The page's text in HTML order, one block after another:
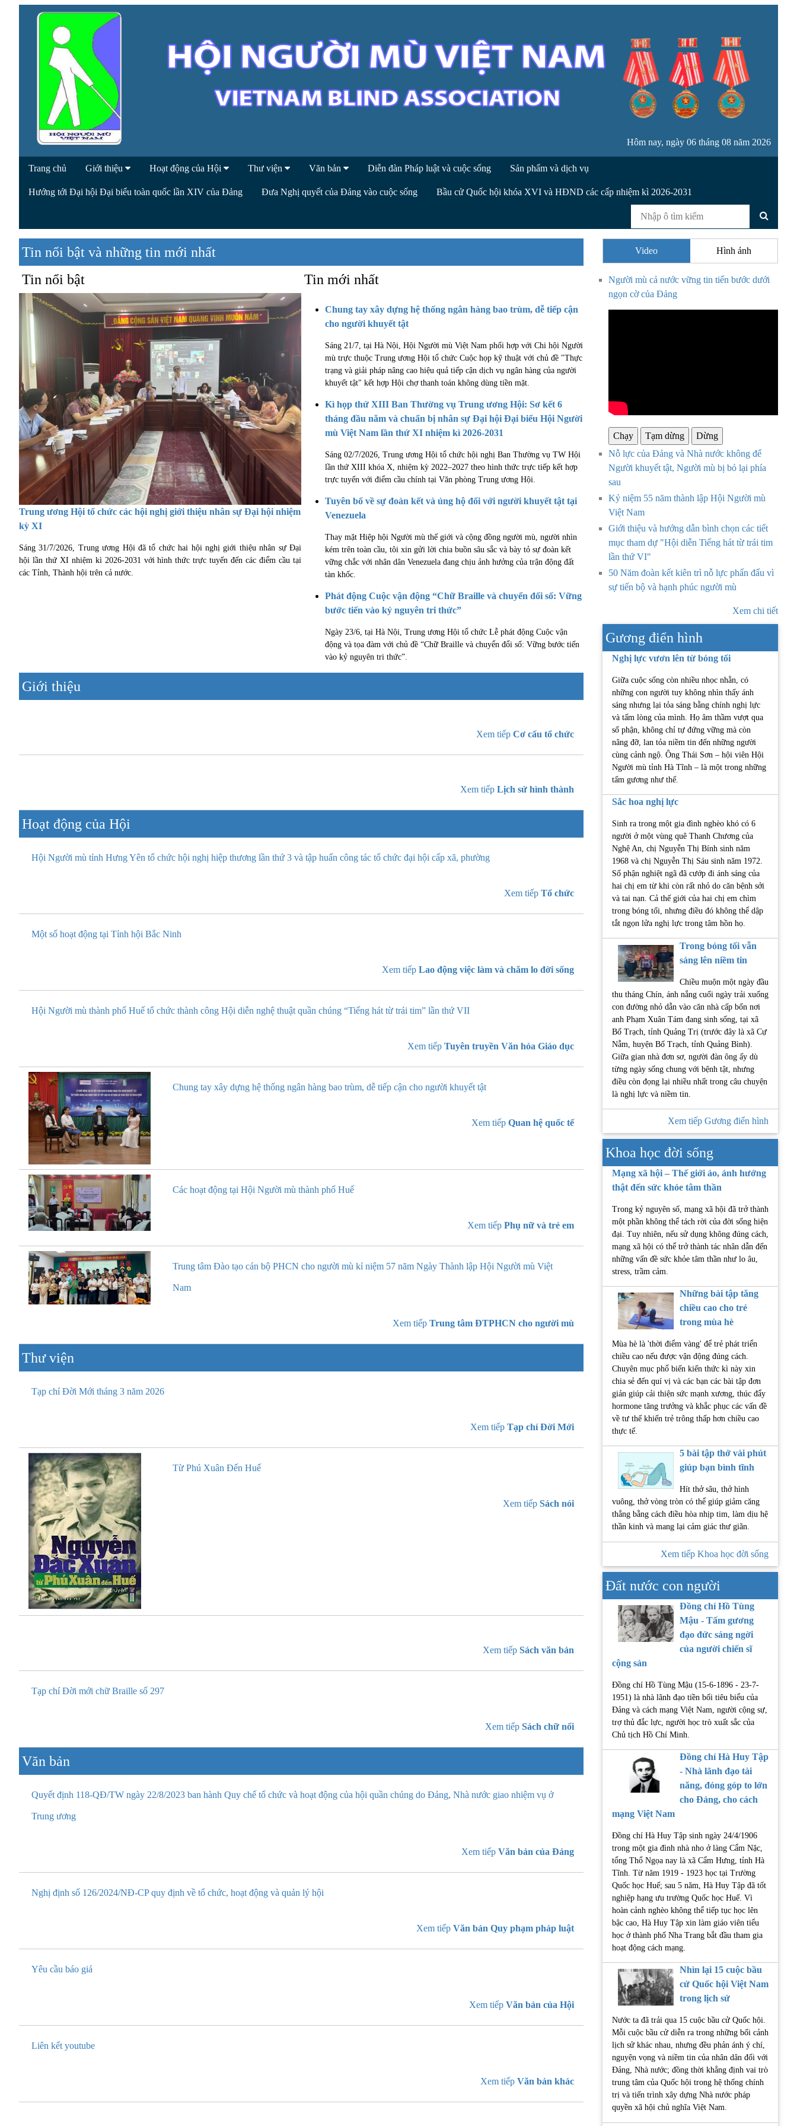
Hôm nay, ngày 06 tháng 08 năm 2026
Trang chủ Giới thiệu Hoạt động của Hội Thư viện Văn bản Diễn đàn Pháp luật và cuộc sống Sản phẩm và dịch vụ
Hướng tới Đại hội Đại biểu toàn quốc lần XIV của Đảng Đưa Nghị quyết của Đảng vào cuộc sống Bầu cử Quốc hội khóa XVI và HĐND các cấp nhiệm kì 2026-2031
Tin nổi bật và những tin mới nhất
Tin nổi bật
Trung ương Hội tổ chức các hội nghị giới thiệu nhân sự Đại hội nhiệm
kỳ XI
Sáng 31/7/2026, Trung ương Hội đã tổ chức hai hội nghị giới thiệu nhân sự Đại
hội lần thứ XI nhiệm kì 2026-2031 với hình thức trực tuyến đến các điểm cầu tại
các Tỉnh, Thành hội trên cả nước.
Tin mới nhất
Chung tay xây dựng hệ thống ngân hàng bao trùm, dễ tiếp cận
cho người khuyết tật
Sáng 21/7, tại Hà Nội, Hội Người mù Việt Nam phối hợp với Chi hội Người
mù trực thuộc Trung ương Hội tổ chức Cuộc họp kỹ thuật với chủ đề "Thực
trạng và giải pháp nâng cao hiệu quả tiếp cận dịch vụ ngân hàng của người
khuyết tật" kết hợp Hội chợ thanh toán không dùng tiền mặt.
Kì họp thứ XIII Ban Thường vụ Trung ương Hội: Sơ kết 6
tháng đầu năm và chuẩn bị nhân sự Đại hội Đại biểu Hội Người
mù Việt Nam lần thứ XI nhiệm kì 2026-2031
Sáng 02/7/2026, Trung ương Hội tổ chức hội nghị Ban Thường vụ TW Hội
lần thứ XIII khóa X, nhiệm kỳ 2022–2027 theo hình thức trực tiếp kết hợp
trực tuyến với điểm cầu chính tại Văn phòng Trung ương Hội.
Tuyên bố về sự đoàn kết và ủng hộ đối với người khuyết tật tại
Venezuela
Thay mặt Hiệp hội Người mù thế giới và cộng đồng người mù, người nhìn
kém trên toàn cầu, tôi xin gửi lời chia buồn sâu sắc và bày tỏ sự đoàn kết
vững chắc với nhân dân Venezuela đang chịu ảnh hưởng của trận động đất
tàn khốc.
Phát động Cuộc vận động “Chữ Braille và chuyển đổi số: Vững
bước tiến vào kỷ nguyên tri thức”
Ngày 23/6, tại Hà Nội, Trung ương Hội tổ chức Lễ phát động Cuộc vận
động và tọa đàm với chủ đề “Chữ Braille và chuyển đổi số: Vững bước tiến
vào kỷ nguyên tri thức”.
Giới thiệu
Xem tiếp Cơ cấu tổ chức
Xem tiếp Lịch sử hình thành
Hoạt động của Hội
Hội Người mù tỉnh Hưng Yên tổ chức hội nghị hiệp thương lần thứ 3 và tập huấn công tác tổ chức đại hội cấp xã, phường
Xem tiếp Tổ chức
Một số hoạt động tại Tỉnh hội Bắc Ninh
Xem tiếp Lao động việc làm và chăm lo đời sống
Hội Người mù thành phố Huế tổ chức thành công Hội diễn nghệ thuật quần chúng “Tiếng hát từ trái tim” lần thứ VII
Xem tiếp Tuyên truyền Văn hóa Giáo dục
Chung tay xây dựng hệ thống ngân hàng bao trùm, dễ tiếp cận cho người khuyết tật
Xem tiếp Quan hệ quốc tế
Các hoạt động tại Hội Người mù thành phố Huế
Xem tiếp Phụ nữ và trẻ em
Trung tâm Đào tạo cán bộ PHCN cho người mù kỉ niệm 57 năm Ngày Thành lập Hội Người mù Việt
Nam
Xem tiếp Trung tâm ĐTPHCN cho người mù
Thư viện
Tạp chí Đời Mới tháng 3 năm 2026
Xem tiếp Tạp chí Đời Mới
Từ Phú Xuân Đến Huế
Xem tiếp Sách nói
Xem tiếp Sách văn bản
Tạp chí Đời mới chữ Braille số 297
Xem tiếp Sách chữ nổi
Văn bản
Quyết định 118-QĐ/TW ngày 22/8/2023 ban hành Quy chế tổ chức và hoạt động của hội quần chúng do Đảng, Nhà nước giao nhiệm vụ ở
Trung ương
Xem tiếp Văn bản của Đảng
Nghị định số 126/2024/NĐ-CP quy định về tổ chức, hoạt động và quản lý hội
Xem tiếp Văn bản Quy phạm pháp luật
Yêu cầu báo giá
Xem tiếp Văn bản của Hội
Liên kết youtube
Xem tiếp Văn bản khác
Video Hình ảnh
Người mù cả nước vững tin tiến bước dưới
ngọn cờ của Đảng
Chạy Tạm dừng
Dừng
Nỗ lực của Đảng và Nhà nước không để
Người khuyết tật, Người mù bị bỏ lại phía
sau
Kỷ niệm 55 năm thành lập Hội Người mù
Việt Nam
Giới thiệu và hướng dẫn bình chọn các tiết
mục tham dự "Hội diễn Tiếng hát từ trái tim
lần thứ VI"
50 Năm đoàn kết kiên trì nỗ lực phấn đấu vì
sự tiến bộ và hạnh phúc người mù
Xem chi tiết
Gương điển hình
Nghị lực vươn lên từ bóng tối
Giữa cuộc sống còn nhiều nhọc nhằn, có
những con người tuy không nhìn thấy ánh
sáng nhưng lại tỏa sáng bằng chính nghị lực
và tấm lòng của mình. Họ âm thầm vượt qua
số phận, không chỉ tự đứng vững mà còn
nâng đỡ, lan tỏa niềm tin đến những người
cùng cảnh ngộ. Ông Thái Sơn – hội viên Hội
Người mù tỉnh Hà Tĩnh – là một trong những
tấm gương như thế.
Sắc hoa nghị lực
Sinh ra trong một gia đình nghèo khó có 6
người ở một vùng quê Thanh Chương của
Nghệ An, chị Nguyễn Thị Bính sinh năm
1968 và chị Nguyễn Thị Sáu sinh năm 1972.
Số phận nghiệt ngã đã cướp đi ánh sáng của
hai chị em từ khi còn rất nhỏ do căn bệnh sởi
và tai nạn. Cả thế giới của hai chị em chìm
trong bóng tối, nhưng điều đó không thể dập
tắt ngọn lửa nghị lực trong tâm hồn họ.
Trong bóng tối vẫn
sáng lên niềm tin
Chiều muộn một ngày đầu
thu tháng Chín, ánh nắng cuối ngày trải xuống
con đường nhỏ dẫn vào căn nhà cấp bốn nơi
anh Phạm Xuân Tám đang sinh sống, tại xã
Bố Trạch, tỉnh Quảng Trị (trước đây là xã Cự
Nẫm, huyện Bố Trạch, tỉnh Quảng Bình).
Giữa gian nhà đơn sơ, người đàn ông ấy dù
từng ngày sống chung với bệnh tật, nhưng
điều còn đọng lại nhiều nhất trong câu chuyện
là nghị lực và niềm tin.
Xem tiếp Gương điển hình
Khoa học đời sống
Mạng xã hội – Thế giới ảo, ảnh hưởng
thật đến sức khỏe tâm thần
Trong kỷ nguyên số, mạng xã hội đã trở thành
một phần không thể tách rời của đời sống hiện
đại. Tuy nhiên, nếu sử dụng không đúng cách,
mạng xã hội có thể trở thành tác nhân dẫn đến
những vấn đề sức khỏe tâm thần như lo âu,
stress, trầm cảm.
Những bài tập tăng
chiều cao cho trẻ
trong mùa hè
Mùa hè là 'thời điểm vàng' để trẻ phát triển
chiều cao nếu được vận động đúng cách.
Chuyên mục phổ biến kiến thức kì này xin
chia sẻ đến quí vị và các bạn các bài tập đơn
giản giúp cải thiện sức mạnh xương, thúc đẩy
hormone tăng trưởng và khắc phục các vấn đề
về tư thế khiến trẻ trông thấp hơn chiều cao
thực tế.
5 bài tập thở vài phút
giúp bạn bình tĩnh
Hít thở sâu, thở hình
vuông, thở vòng tròn có thể giúp giảm căng
thẳng bằng cách điều hòa nhịp tim, làm dịu hệ
thần kinh và mang lại cảm giác thư giãn.
Xem tiếp Khoa học đời sống
Đất nước con người
Đồng chí Hồ Tùng
Mậu - Tấm gương
đạo đức sáng ngời
của người chiến sĩ
cộng sản
Đồng chí Hồ Tùng Mậu (15-6-1896 - 23-7-
1951) là nhà lãnh đạo tiền bối tiêu biểu của
Đảng và cách mạng Việt Nam, người cộng sự,
trợ thủ đắc lực, người học trò xuất sắc của
Chủ tịch Hồ Chí Minh.
Đồng chí Hà Huy Tập
- Nhà lãnh đạo tài
năng, đóng góp to lớn
cho Đảng, cho cách
mạng Việt Nam
Đồng chí Hà Huy Tập sinh ngày 24/4/1906
trong một gia đình nhà nho ở làng Cẩm Nặc,
tổng Thổ Ngọa nay là xã Cẩm Hưng, tỉnh Hà
Tĩnh. Từ năm 1919 - 1923 học tại Trường
Quốc học Huế; sau 5 năm, Hà Huy Tập đã tốt
nghiệp hạng ưu trường Quốc học Huế. Vì
hoàn cảnh nghèo không thể tiếp tục học lên
bậc cao, Hà Huy Tập xin làm giáo viên tiểu
học ở thành phố Nha Trang bắt đầu tham gia
hoạt động cách mạng.
Nhìn lại 15 cuộc bầu
cử Quốc hội Việt Nam
trong lịch sử
Nước ta đã trải qua 15 cuộc bầu cử Quốc hội.
Mỗi cuộc bầu cử diễn ra trong những bối cảnh
lịch sử khác nhau, nhưng đều phản ánh ý chí,
nguyện vọng và niềm tin của nhân dân đối với
Đảng, Nhà nước; đồng thời khẳng định vai trò
trung tâm của Quốc hội trong hệ thống chính
trị và tiến trình xây dựng Nhà nước pháp
quyền xã hội chủ nghĩa Việt Nam.